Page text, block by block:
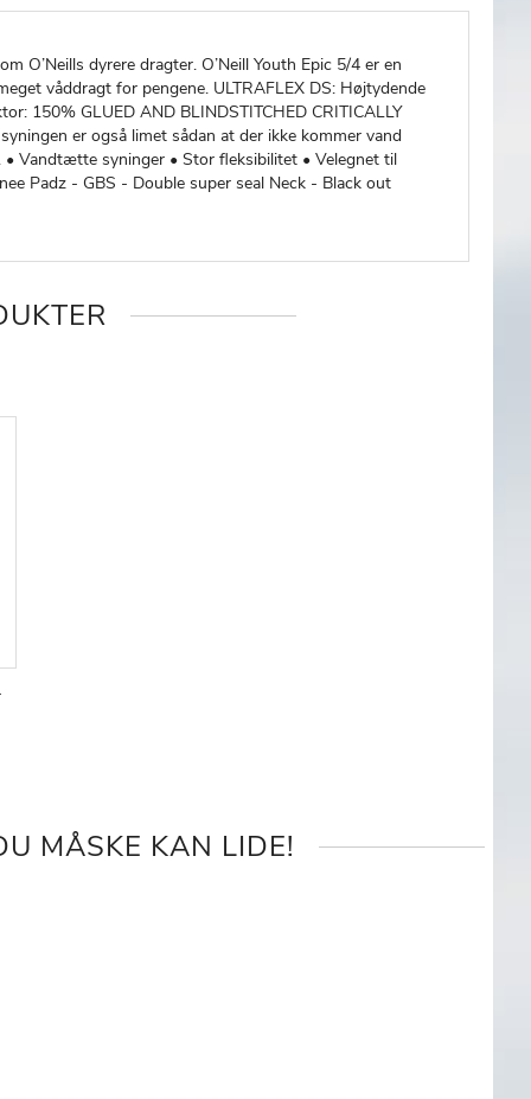
O’Neills dyrere dragter. O’Neill Youth Epic 5/4 er en
våddragt for pengene. ULTRAFLEX DS: Højtydende
150% GLUED AND BLINDSTITCHED CRITICALLY
er også limet sådan at der ikke kommer vand
Vandtætte syninger • Stor fleksibilitet • Velegnet til
Padz - GBS - Double super seal Neck - Black out
MÅSKE KAN LIDE!